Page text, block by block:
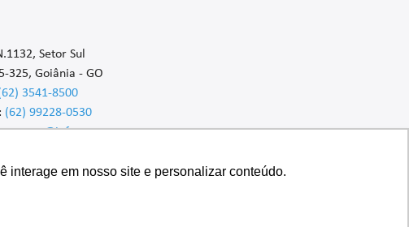
interage em nosso site e personalizar conteúdo.
Setor Sul
325, Goiânia - GO
3541-8500
(62) 99228-0530